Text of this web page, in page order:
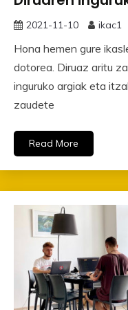
2021-11-10 ikac1
Hona hemen gure
dotorea. Diruaz aritu
inguruko argiak eta
zaudete
Read More